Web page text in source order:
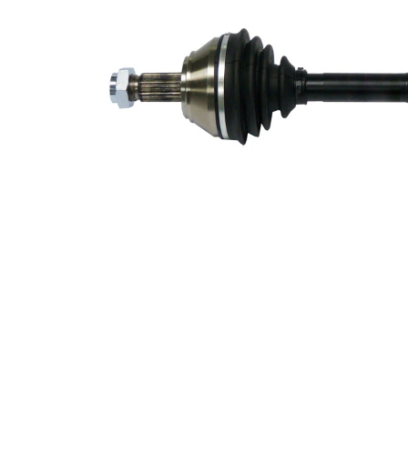
79 mm
Leddiameter
växellådssida
73 mm